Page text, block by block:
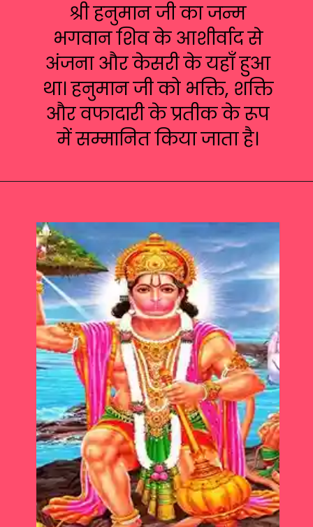
श्री हनुमान जी का जन्म
भगवान शिव के आशीर्वाद से
अंजना और केसरी के यहाँ हुआ
था। हनुमान जी को भक्ति, शक्ति
और वफादारी के प्रतीक के रूप
में सम्मानित किया जाता है।